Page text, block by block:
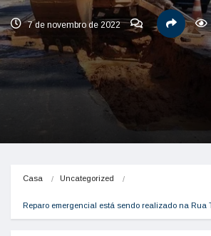
7 de novembro de 2022
Casa Uncategorized
Reparo emergencial está sendo realizado na Rua